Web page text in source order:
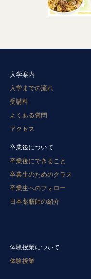
入学案内
入学までの流れ
受講料
よくある質問
アクセス
卒業後について
卒業後にできること
卒業生のためのクラス
卒業生へのフォロー
日本薬膳師の紹介
体験授業について
体験授業